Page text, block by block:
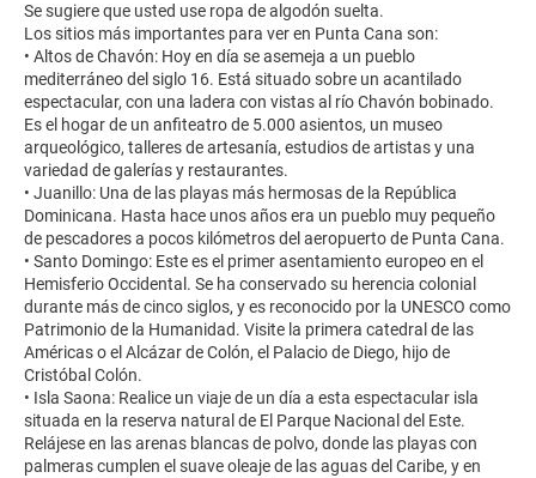
Se sugiere que usted use ropa de algodón suelta.
Los sitios más importantes para ver en Punta Cana son:
• Altos de Chavón: Hoy en día se asemeja a un pueblo
mediterráneo del siglo 16. Está situado sobre un acantilado
espectacular, con una ladera con vistas al río Chavón bobinado.
Es el hogar de un anfiteatro de 5.000 asientos, un museo
arqueológico, talleres de artesanía, estudios de artistas y una
variedad de galerías y restaurantes.
• Juanillo: Una de las playas más hermosas de la República
Dominicana. Hasta hace unos años era un pueblo muy pequeño
de pescadores a pocos kilómetros del aeropuerto de Punta Cana.
• Santo Domingo: Este es el primer asentamiento europeo en el
Hemisferio Occidental. Se ha conservado su herencia colonial
durante más de cinco siglos, y es reconocido por la UNESCO como
Patrimonio de la Humanidad. Visite la primera catedral de las
Américas o el Alcázar de Colón, el Palacio de Diego, hijo de
Cristóbal Colón.
• Isla Saona: Realice un viaje de un día a esta espectacular isla
situada en la reserva natural de El Parque Nacional del Este.
Relájese en las arenas blancas de polvo, donde las playas con
palmeras cumplen el suave oleaje de las aguas del Caribe, y en